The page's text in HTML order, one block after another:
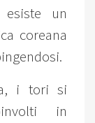
esiste un
coreana
i tori si
in